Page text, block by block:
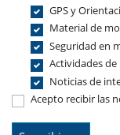
GPS y
Material de
Seguridad en
Actividades
Noticias de
Acepto recibir las